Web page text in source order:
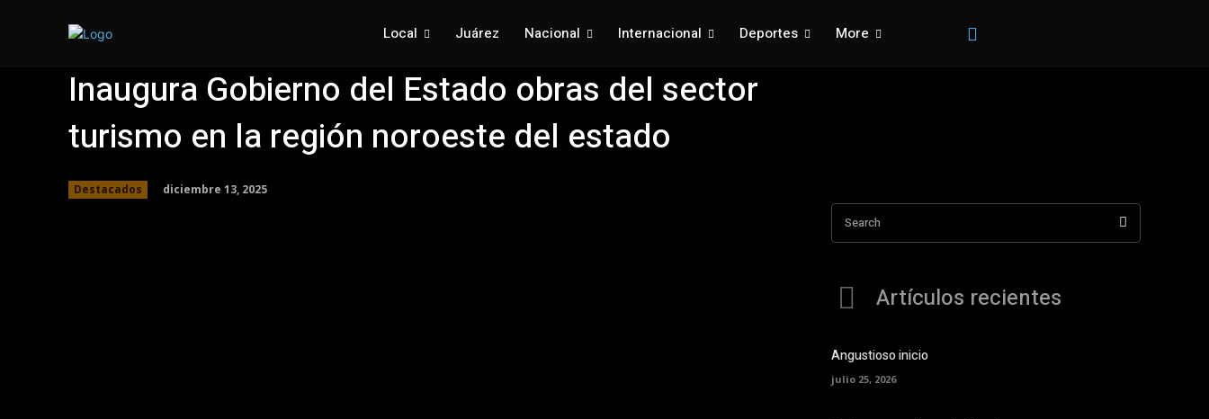
Local Juárez Nacional Internacional Deportes More
Inaugura Gobierno del Estado obras del sector
turismo en la región noroeste del estado
Destacados diciembre 13, 2025
Search
Artículos recientes
Angustioso inicio
julio 25, 2026